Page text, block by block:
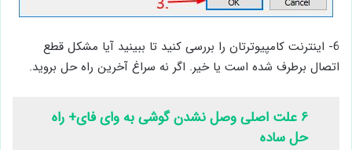
6- اینترنت کامپیوترتان را بررسی کنید تا ببینید آیا مشکل قطع
اتصال برطرف شده است یا خیر. اگر نه سراغ آخرین راه حل بروید.
۶ علت اصلی وصل نشدن گوشی به وای فای+ راه
حل ساده